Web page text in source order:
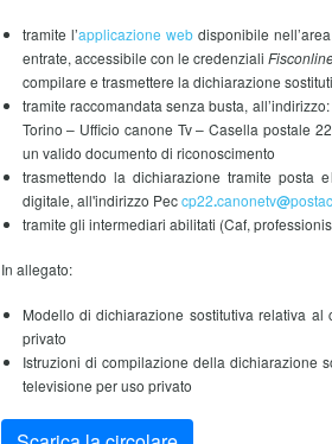
tramite l’applicazione webdisponibile
entrate, accessibile con le credenziali
compilare e trasmettere la dichiarazione
tramite raccomandata senza busta,
Torino – Ufficio canone Tv – Casella postale
un valido documento di riconoscimento
trasmettendo la dichiarazione tramite posta
digitale, all'indirizzo Peccp22.canonetv@
tramite gli intermediari abilitati (Caf,
In allegato:
Modello di dichiarazione sostitutiva relativa
privato
Istruzioni di compilazione della dichiarazione
televisione per uso privato